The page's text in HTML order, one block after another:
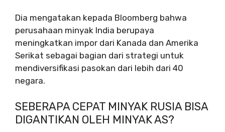
Dia mengatakan kepada Bloomberg bahwa
perusahaan minyak India berupaya
meningkatkan impor dari Kanada dan Amerika
Serikat sebagai bagian dari strategi untuk
mendiversifikasi pasokan dari lebih dari 40
negara.
SEBERAPA CEPAT MINYAK RUSIA BISA
DIGANTIKAN OLEH MINYAK AS?